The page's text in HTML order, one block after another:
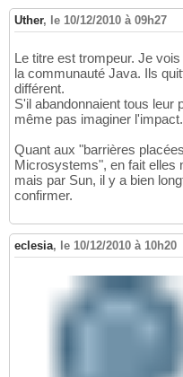
Uther, le 10/12/2010 à 09h27
Le titre est trompeur. Je
la communauté Java. Ils
différent.
S'il abandonnaient tous leur
même pas imaginer l'impact.
Quant aux "barrières
Microsystems", en fait elles
mais par Sun, il y a bien
confirmer.
eclesia, le 10/12/2010 à 10h20